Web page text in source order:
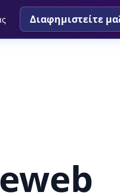
Διαφημιστείτε